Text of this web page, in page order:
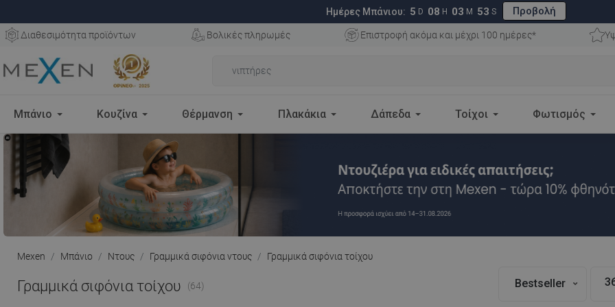
Ημέρες Μπάνιου: 5 D 08 H 03 M 52 S Προβολή
Διαθεσιμότητα προϊόντων Βολικές πληρωμές Επιστροφή ακόμα και μέχρι 100 ημέρες*
Μπάνιο Κουζίνα Θέρμανση Πλακάκια Δάπεδα Τοίχοι Φωτισμός
Mexen Μπάνιο Ντους Γραμμικά σιφόνια ντους Γραμμικά σιφόνια τοίχου
Γραμμικά σιφόνια τοίχου (64) Bestseller